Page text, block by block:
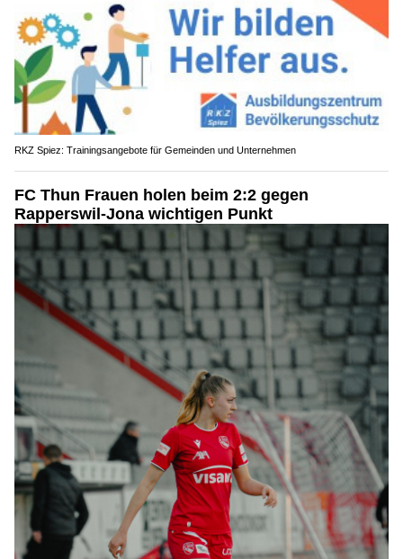
RKZ Spiez: Trainingsangebote für Gemeinden und Unternehmen
FC Thun Frauen holen beim 2:2 gegen
Rapperswil-Jona wichtigen Punkt